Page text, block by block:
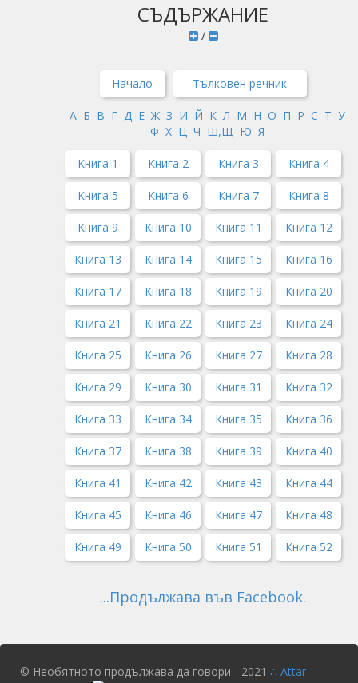
СЪДЪРЖАНИЕ
/
Начало Тълковен речник
А Б В Г Д Е Ж З И Й К Л М Н О П Р С Т У
Ф Х Ц Ч Ш,Щ Ю Я
Книга 1 Книга 2 Книга 3 Книга 4
Книга 5 Книга 6 Книга 7 Книга 8
Книга 9 Книга 10 Книга 11 Книга 12
Книга 13 Книга 14 Книга 15 Книга 16
Книга 17 Книга 18 Книга 19 Книга 20
Книга 21 Книга 22 Книга 23 Книга 24
Книга 25 Книга 26 Книга 27 Книга 28
Книга 29 Книга 30 Книга 31 Книга 32
Книга 33 Книга 34 Книга 35 Книга 36
Книга 37 Книга 38 Книга 39 Книга 40
Книга 41 Книга 42 Книга 43 Книга 44
Книга 45 Книга 46 Книга 47 Книга 48
Книга 49 Книга 50 Книга 51 Книга 52
...Продължава във Facebook.
© Необятното продължава да говори - 2021 ∴ Attar